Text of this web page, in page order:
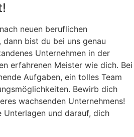
neuen beruflichen
bist du bei uns genau
Unternehmen in der
erfahrenen Meister wie dich. Bei
Aufgaben, ein tolles Team
Bewirb dich
wachsenden Unternehmens!
Unterlagen und darauf, dich